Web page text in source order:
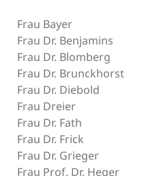
Frau Bayer
Frau Dr. Benjamins
Frau Dr. Blomberg
Frau Dr. Brunckhorst
Frau Dr. Diebold
Frau Dreier
Frau Dr. Fath
Frau Dr. Frick
Frau Dr. Grieger
Frau Prof. Dr. Heger